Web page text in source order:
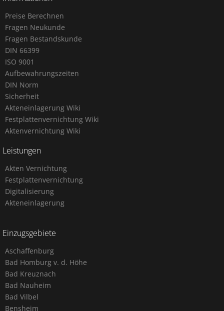
Preise Berechnen
Fragen Neukunde
Fragen Bestandskunde
DIN 66399
ISO 9001
Aufbewahrungszeiten
DIN Norm
Sicherheit
Akteneinlagerung Wiki
Festplattenvernichtung Wiki
Aktenvernichtung Wiki
Leistungen
Akten Vernichtung
Festplattenvernichtung
Digitalisierung
Akteneinlagerung
Einzugsgebiete
Aschaffenburg
Bad Homburg v. d. Höhe
Bad Kreuznach
Bad Nauheim
Bad Vilbel
Bensheim